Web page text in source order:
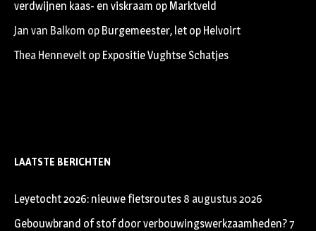
verdwijnen kaas- en viskraam op Marktveld
Jan van Balkom op Burgemeester, let op Helvoirt
Thea Hennevelt op Expositie Vughtse Schatjes
LAATSTE BERICHTEN
Leyetocht 2026: nieuwe fietsroutes 8 augustus 2026
Gebouwbrand of stof door verbouwingswerkzaamheden?7